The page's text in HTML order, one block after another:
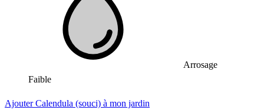
Arrosage
Faible
Ajouter Calendula (souci) à mon jardin